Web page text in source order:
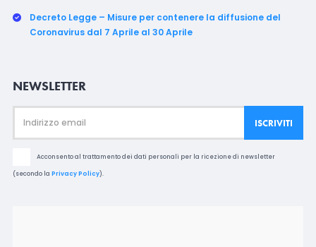
Decreto Legge – Misure per contenere la diffusione del
Coronavirus dal 7 Aprile al 30 Aprile
NEWSLETTER
Acconsento al trattamento dei dati personali per la ricezione di newsletter
(secondo la Privacy Policy).